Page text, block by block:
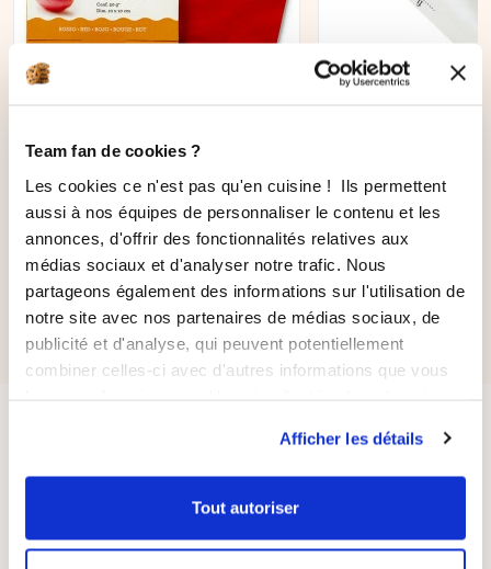
Team fan de cookies ?
Les cookies ce n'est pas qu'en cuisine ! Ils permettent
aussi à nos équipes de personnaliser le contenu et les
annonces, d'offrir des fonctionnalités relatives aux
médias sociaux et d'analyser notre trafic. Nous
partageons également des informations sur l'utilisation de
notre site avec nos partenaires de médias sociaux, de
publicité et d'analyse, qui peuvent potentiellement
combiner celles-ci avec d'autres informations que vous
Afficher les détails
Tout autoriser
150 feuilles d'aluminium
rouge 50gr
6,90 €
5,87 €
Poche à
16,90 €
LIVRAISON
PAIEMENT